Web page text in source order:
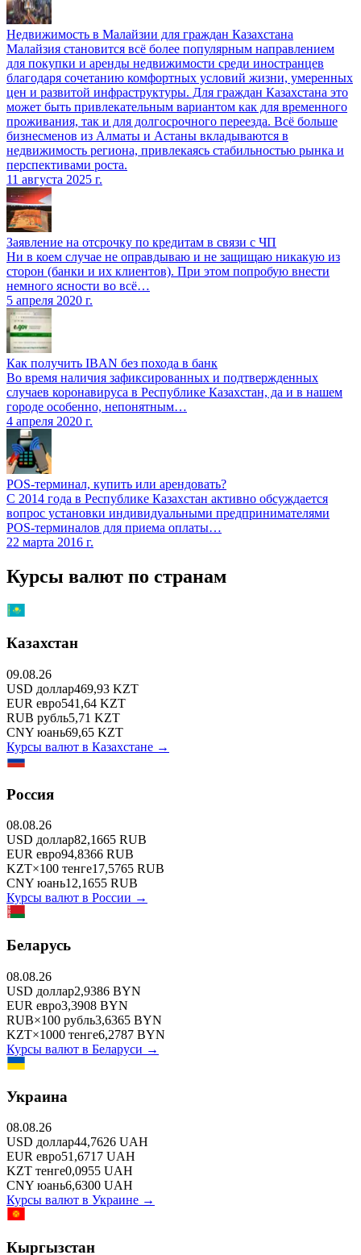
Недвижимость в Малайзии для граждан Казахстана
Малайзия становится всё более популярным направлением
для покупки и аренды недвижимости среди иностранцев
благодаря сочетанию комфортных условий жизни, умеренных
цен и развитой инфраструктуры. Для граждан Казахстана это
может быть привлекательным вариантом как для временного
проживания, так и для долгосрочного переезда. Всё больше
бизнесменов из Алматы и Астаны вкладываются в
недвижимость региона, привлекаясь стабильностью рынка и
перспективами роста.
11 августа 2025 г.
Заявление на отсрочку по кредитам в связи с ЧП
Ни в коем случае не оправдываю и не защищаю никакую из
сторон (банки и их клиентов). При этом попробую внести
немного ясности во всё…
5 апреля 2020 г.
Как получить IBAN без похода в банк
Во время наличия зафиксированных и подтвержденных
случаев коронавируса в Республике Казахстан, да и в нашем
городе особенно, непонятным…
4 апреля 2020 г.
POS-терминал, купить или арендовать?
С 2014 года в Республике Казахстан активно обсуждается
вопрос установки индивидуальными предпринимателями
POS-терминалов для приема оплаты…
22 марта 2016 г.
Курсы валют по странам
Казахстан
09.08.26
USD доллар469,93 KZT
EUR евро541,64 KZT
RUB рубль5,71 KZT
CNY юань69,65 KZT
Курсы валют в Казахстане →
Россия
08.08.26
USD доллар82,1665 RUB
EUR евро94,8366 RUB
KZT×100 тенге17,5765 RUB
CNY юань12,1655 RUB
Курсы валют в России →
Беларусь
08.08.26
USD доллар2,9386 BYN
EUR евро3,3908 BYN
RUB×100 рубль3,6365 BYN
KZT×1000 тенге6,2787 BYN
Курсы валют в Беларуси →
Украина
08.08.26
USD доллар44,7626 UAH
EUR евро51,6717 UAH
KZT тенге0,0955 UAH
CNY юань6,6300 UAH
Курсы валют в Украине →
Кыргызстан